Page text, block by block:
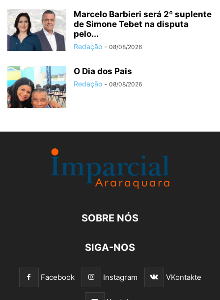
Marcelo Barbieri será 2º suplente
de Simone Tebet na disputa
pelo...
Redação - 08/08/2026
O Dia dos Pais
Redação - 08/08/2026
SOBRE NÓS
SIGA-NOS
Facebook Instagram VKontakte